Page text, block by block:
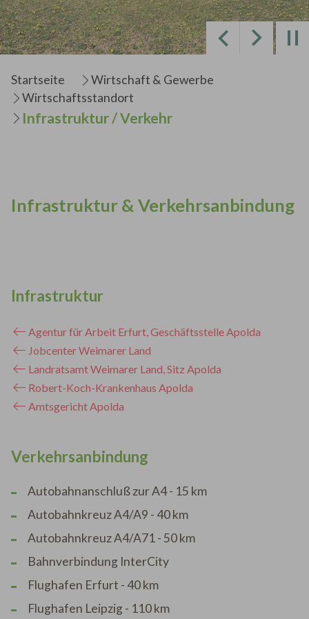
ZurückWeiter
Startseite
Wirtschaft & Gewerbe
Wirtschaftsstandort
Infrastruktur / Verkehr
Infrastruktur & Verkehrsanbindung
Infrastruktur
Agentur für Arbeit Erfurt, Geschäftsstelle Apolda
Jobcenter Weimarer Land
Landratsamt Weimarer Land, Sitz Apolda
Robert-Koch-Krankenhaus Apolda
Amtsgericht Apolda
Verkehrsanbindung
Autobahnanschluß zur A4 - 15 km
Autobahnkreuz A4/A9 - 40 km
Autobahnkreuz A4/A71 - 50 km
Bahnverbindung InterCity
Flughafen Erfurt - 40 km
Flughafen Leipzig - 110 km